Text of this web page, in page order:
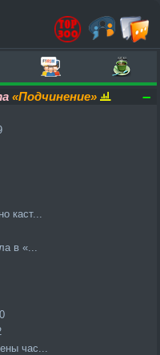
«Подчинение» –
каст...
в «...
час...